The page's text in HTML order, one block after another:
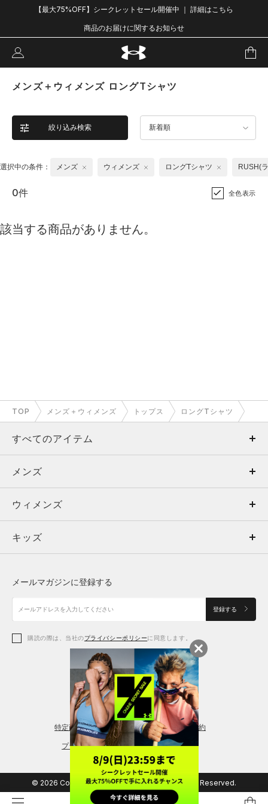
【最大75%OFF】シークレットセール開催中 ｜ 詳細はこちら
商品のお届けに関するお知らせ
メンズ＋ウィメンズ ロングTシャツ
絞り込み検索 新着順
選択中の条件： メンズ ウィメンズ ロングTシャツ RUSH(
0件 全色表示
該当する商品がありません。
TOP メンズ＋ウィメンズ トップス ロングTシャツ
すべてのアイテム
メンズ
ウィメンズ
キッズ
アクセサリー
メンズ
トップス
ボトムス
アクセサリー
ウィメンズ
トップス
シューズ
アクセサリー
レギンス＆タイツ
キッズ
シューズ
メールマガジンに登録する
登録する
購読の際は、当社のプライバシーポリシーに同意します。
特定商取引法に基づく通販の表記 会員規約
プライバシーポリシー
© 2026 Copyright DOME Corporation. All Rights Reserved.